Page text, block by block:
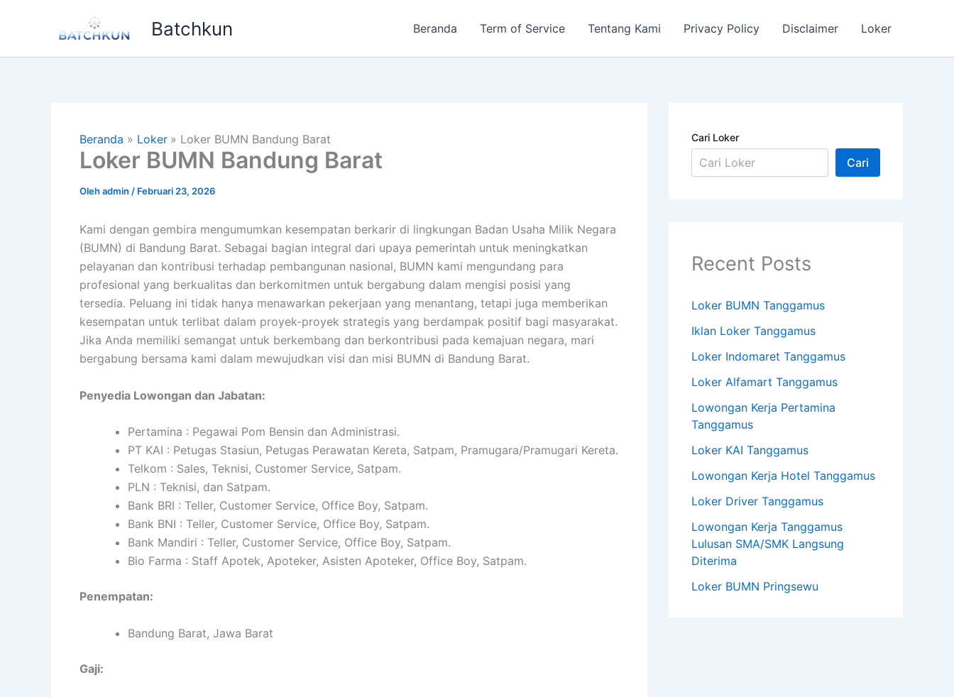
Batchkun Beranda Term of Service Tentang Kami Privacy Policy Disclaimer Loker
Beranda Loker Loker BUMN Bandung Barat
Loker BUMN Bandung Barat
Olehadmin / Februari 23, 2026
Kami dengan gembira mengumumkan kesempatan berkarir di lingkungan Badan Usaha Milik Negara
(BUMN) di Bandung Barat. Sebagai bagian integral dari upaya pemerintah untuk meningkatkan
pelayanan dan kontribusi terhadap pembangunan nasional, BUMN kami mengundang para
profesional yang berkualitas dan berkomitmen untuk bergabung dalam mengisi posisi yang
tersedia. Peluang ini tidak hanya menawarkan pekerjaan yang menantang, tetapi juga memberikan
kesempatan untuk terlibat dalam proyek-proyek strategis yang berdampak positif bagi masyarakat.
Jika Anda memiliki semangat untuk berkembang dan berkontribusi pada kemajuan negara, mari
bergabung bersama kami dalam mewujudkan visi dan misi BUMN di Bandung Barat.
Penyedia Lowongan dan Jabatan:
Pertamina : Pegawai Pom Bensin dan Administrasi.
PT KAI : Petugas Stasiun, Petugas Perawatan Kereta, Satpam, Pramugara/Pramugari Kereta.
Telkom : Sales, Teknisi, Customer Service, Satpam.
PLN : Teknisi, dan Satpam.
Bank BRI : Teller, Customer Service, Office Boy, Satpam.
Bank BNI : Teller, Customer Service, Office Boy, Satpam.
Bank Mandiri : Teller, Customer Service, Office Boy, Satpam.
Bio Farma : Staff Apotek, Apoteker, Asisten Apoteker, Office Boy, Satpam.
Penempatan:
Bandung Barat, Jawa Barat
Gaji:
Cari Loker
Cari
Recent Posts
Loker BUMN Tanggamus
Iklan Loker Tanggamus
Loker Indomaret Tanggamus
Loker Alfamart Tanggamus
Lowongan Kerja Pertamina
Tanggamus
Loker KAI Tanggamus
Lowongan Kerja Hotel Tanggamus
Loker Driver Tanggamus
Lowongan Kerja Tanggamus
Lulusan SMA/SMK Langsung
Diterima
Loker BUMN Pringsewu